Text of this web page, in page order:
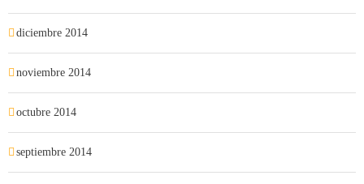
diciembre 2014
noviembre 2014
octubre 2014
septiembre 2014